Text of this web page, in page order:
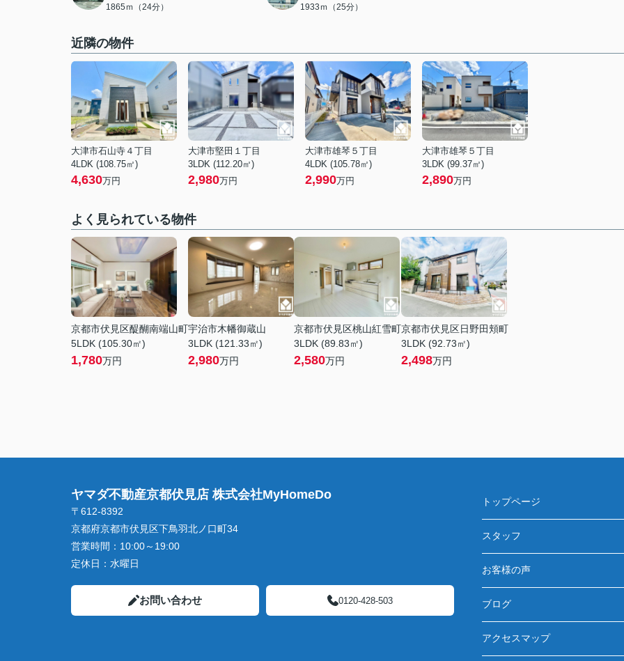
1865ｍ（24分） 1933ｍ（25分）
近隣の物件
大津市石山寺４丁目
4LDK (108.75㎡)
4,630万円
大津市堅田１丁目
3LDK (112.20㎡)
2,980万円
大津市雄琴５丁目
4LDK (105.78㎡)
2,990万円
大津市雄琴５丁目
3LDK (99.37㎡)
2,890万円
よく見られている物件
京都市伏見区醍醐南端山町
5LDK (105.30㎡)
1,780万円
宇治市木幡御蔵山
3LDK (121.33㎡)
2,980万円
京都市伏見区桃山紅雪町
3LDK (89.83㎡)
2,580万円
京都市伏見区日野田頬町
3LDK (92.73㎡)
2,498万円
ヤマダ不動産京都伏見店 株式会社MyHomeDo
〒612-8392
京都府京都市伏見区下鳥羽北ノ口町34
営業時間： 10:00～19:00
定休日： 水曜日
お問い合わせ 0120-428-503
トップページ
スタッフ
お客様の声
ブログ
アクセスマップ